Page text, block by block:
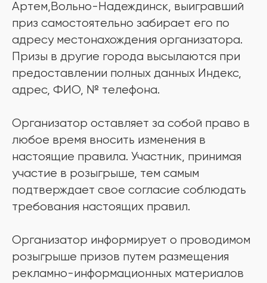
Артем,Вольно-Надеждинск, выигравший
приз самостоятельно забирает его по
адресу местонахождения организатора.
Призы в другие города высылаются при
предоставлении полных данных Индекс,
адрес, ФИО, № телефона.
Организатор оставляет за собой право в
любое время вносить изменения в
настоящие правила. Участник, принимая
участие в розыгрыше, тем самым
подтверждает свое согласие соблюдать
требования настоящих правил.
Организатор информирует о проводимом
розыгрыше призов путем размещения
рекламно-информационных материалов